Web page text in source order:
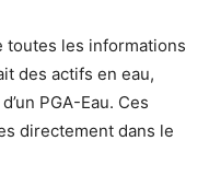
toutes les informations
des actifs en eau,
PGA-Eau. Ces
directement dans le